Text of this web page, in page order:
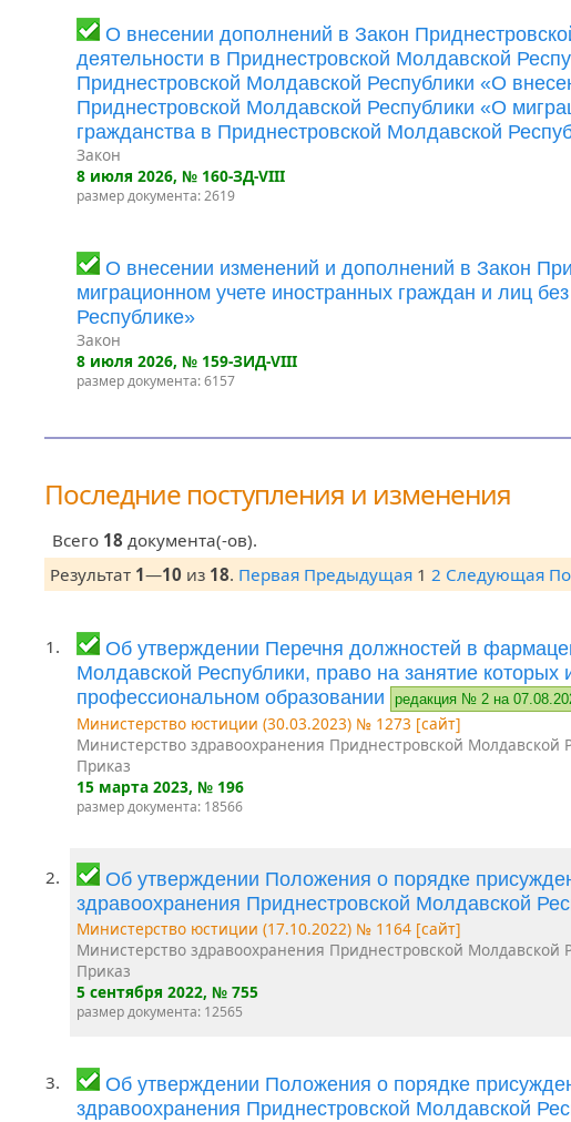
О внесении дополнений в Закон
деятельности в Приднестровской Молдавской
Приднестровской Молдавской Республики «О
Приднестровской Молдавской Республики «О
гражданства в Приднестровской Молдавской
Закон
8 июля 2026, № 160-ЗД-VIII
размер документа: 2619
О внесении изменений и дополнений в Закон
миграционном учете иностранных граждан и лиц
Республике»
Закон
8 июля 2026, № 159-ЗИД-VIII
размер документа: 6157
Последние поступления и изменения
Всего 18 документа(-ов).
Результат 1—10 из 18. Первая Предыдущая 1 2 Следующая
1.
Об утверждении Перечня должностей в
Молдавской Республики, право на занятие
профессиональном образовании
редакция № 2 на
Министерство юстиции (30.03.2023) № 1273 [сайт]
Министерство здравоохранения Приднестровской Молдавской
Приказ
15 марта 2023, № 196
размер документа: 18566
2.
Об утверждении Положения о порядке
здравоохранения Приднестровской Молдавской
Министерство юстиции (17.10.2022) № 1164 [сайт]
Министерство здравоохранения Приднестровской Молдавской
Приказ
5 сентября 2022, № 755
размер документа: 12565
3.
Об утверждении Положения о порядке
здравоохранения Приднестровской Молдавской